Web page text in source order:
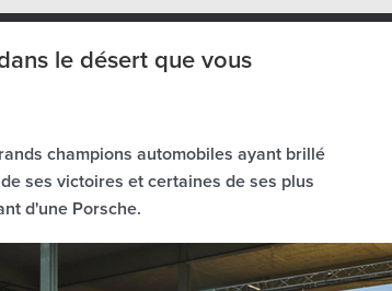
le désert que vous
champions automobiles ayant brillé
ses victoires et certaines de ses plus
d'une Porsche.